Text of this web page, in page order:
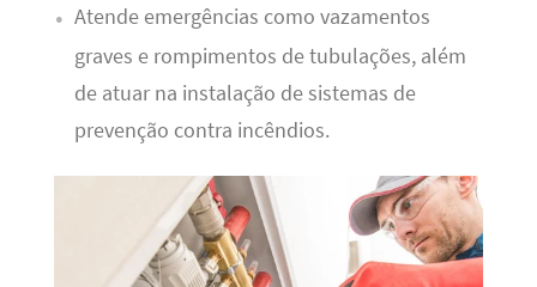
Atende emergências como vazamentos
graves e rompimentos de tubulações, além
de atuar na instalação de sistemas de
prevenção contra incêndios.